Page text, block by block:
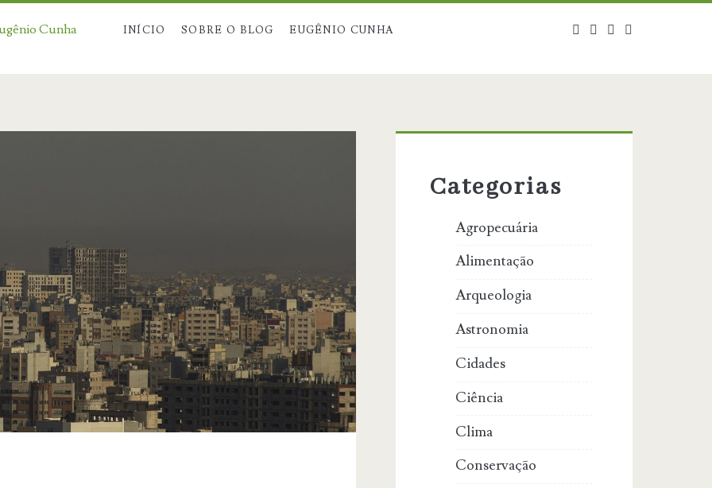
Cunha INÍCIO SOBRE O BLOG EUGÊNIO CUNHA twitterfacebookinstagram
Sidebar
Categorias
Agropecuária
Alimentação
Arqueologia
Astronomia
Cidades
Ciência
Clima
Conservação